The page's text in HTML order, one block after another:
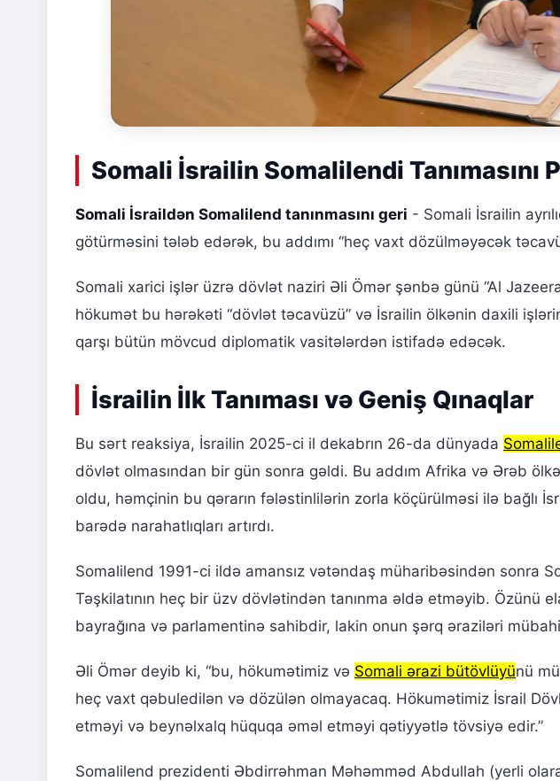
Somali İsrailin Somalilendi Tanımasını
Somali İsraildən Somalilend tanınmasını geri - Somali İsrailin
götürməsini tələb edərək, bu addımı “heç vaxt dözülməyəcək
Somali xarici işlər üzrə dövlət naziri Əli Ömər şənbə günü “Al
hökumət bu hərəkəti “dövlət təcavüzü” və İsrailin ölkənin daxili
qarşı bütün mövcud diplomatik vasitələrdən istifadə edəcək.
İsrailin İlk Tanıması və Geniş Qınaqlar
Bu sərt reaksiya, İsrailin 2025-ci il dekabrın 26-da dünyada
dövlət olmasından bir gün sonra gəldi. Bu addım Afrika və Ərəb
oldu, həmçinin bu qərarın fələstinlilərin zorla köçürülməsi ilə bağlı
barədə narahatlıqları artırdı.
Somalilend 1991-ci ildə amansız vətəndaş müharibəsindən sonra
Təşkilatının heç bir üzv dövlətindən tanınma əldə etməyib. Özünü
bayrağına və parlamentinə sahibdir, lakin onun şərq əraziləri
Əli Ömər deyib ki, “bu, hökumətimiz və Somali ərazi bütövlüyünü
heç vaxt qəbuledilən və dözülən olmayacaq. Hökumətimiz İsrail
etməyi və beynəlxalq hüquqa əməl etməyi qətiyyətlə tövsiyə edir.”
Somalilend prezidenti Əbdirrəhman Məhəmməd Abdullah (yerli